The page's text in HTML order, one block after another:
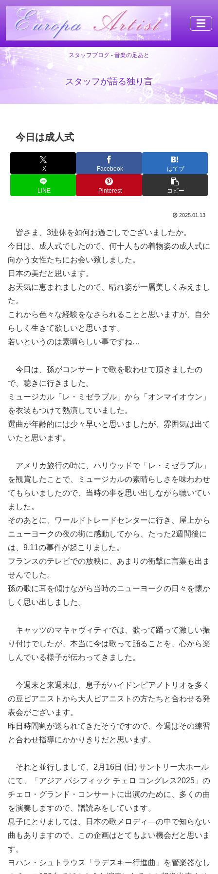
☰
スタッフブログ - 音楽の足あと
スタッフが語る独り言
今日は成人式
X Facebook はてブ
LINE Pinterest コピー
2025.01.13
皆さま、3連休を如何お過ごしでございましたか。
今日は、成人式でしたので、何十人もの着物姿の成人式に
向かう女性たちにお会い致しました。
日本の美だと思います。
お天気に恵まれましたので、晴れ姿が一層美しくみえまし
た。
これから色々な経験をなさられることと思いますが、自分
らしく生きて欲しいと思います。
若いというのは素晴らしい事ですね…
今日は、孫がコンサートで歌を歌わせて頂きましたの
で、聴きに行きました。
ミュージカル「レ・ミゼラブル」から「オンマイオウン」
を衣装もつけて熱演していました。
選曲が年齢的には少々早いと思いましたが、雰囲気は出て
いたと思います。
アメリカ旅行の時に、ハリウッドで「レ・ミゼラブル」
を観賞したことで、ミュージカルの素晴らしさを味わわせ
てもらいましたので、当時の事を思い出しながら聴いてい
ました。
そのあとに、ワールドトレードセンターに行き、屋上から
ニューヨークの夜の街に感動してから、たった2週間後に
は、9.11の事件が起こりました。
フランスのテレビでの放映に、あまりの衝撃に言葉も出ま
せんでした。
孫の歌に耳を傾けながら当時のニューヨークの日々を懐か
しく思い出しました。
キャッツのマキャヴィティでは、歌って踊って激しい振
り付けでしたが、本当に今は歌って踊ることを、心から楽
しんでいる様子が伝わってきました。
今週末と来週末は、息子がハイドンピアノトリオを多く
の豆ピアニストから大人ピアニストの方たちと合わせる発
表会がございます。
昨日時間割が送られてきたそうですので、今週はその練習
と合わせ指導にかかりきりだと思います。
それと並行しまして、2月16日 (日) サントリー大ホール
にて、「アジア パシフィック チェロ コングレス2025」の
チェロ・グランド・コンサートに出演のために、多くの曲
を演奏しますので、譜読みをしています。
息子にとりましては、日本の歌メロディ―の中で知らない
曲もありますので、この企画はとてもよい機会だと思いま
す。
ヨハン・シュトラウス「ラデスキー行進曲」を管楽器なし